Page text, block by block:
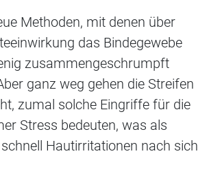
Methoden, mit denen über
das Bindegewebe
zusammengeschrumpft
ganz weg gehen die Streifen
zumal solche Eingriffe für die
Stress bedeuten, was als
Hautirritationen nach sich